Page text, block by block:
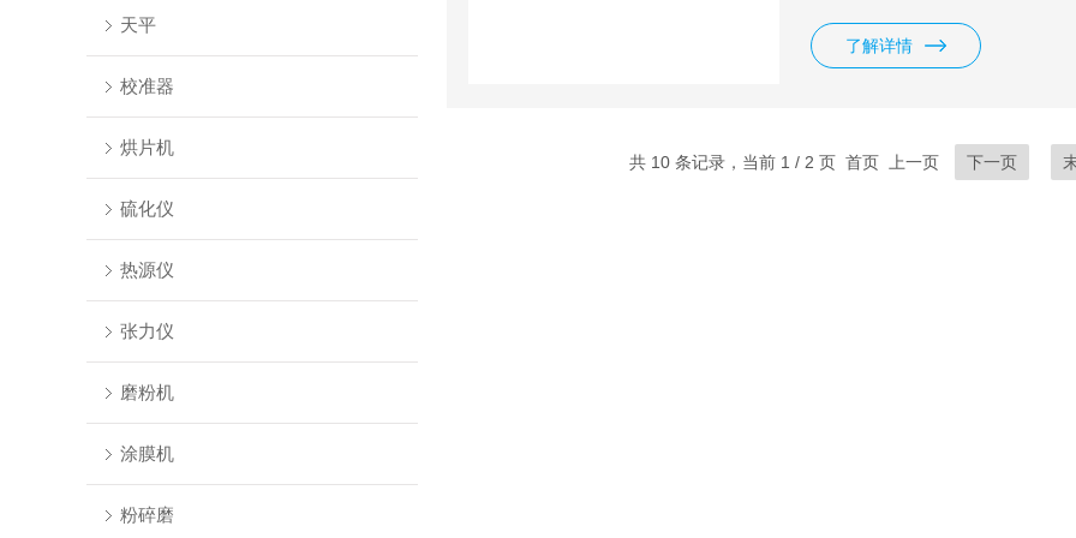
天平
校准器
烘片机
硫化仪
热源仪
张力仪
磨粉机
涂膜机
粉碎磨
数字显示真空度；
了解详情
共 10 条记录，当前 1 / 2 页 首页 上一页 下一页